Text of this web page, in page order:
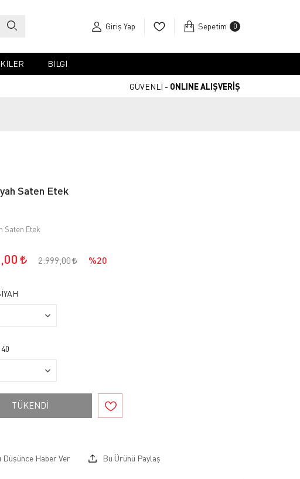
Giriş Yap Sepetim 0
BİLGİ
GÜVENLİ - ONLINE ALIŞVERİŞ
Saten Etek
Saten Etek
2.999,00 %20
40
TÜKENDİ
Düşünce Haber Ver Bu Ürünü Paylaş